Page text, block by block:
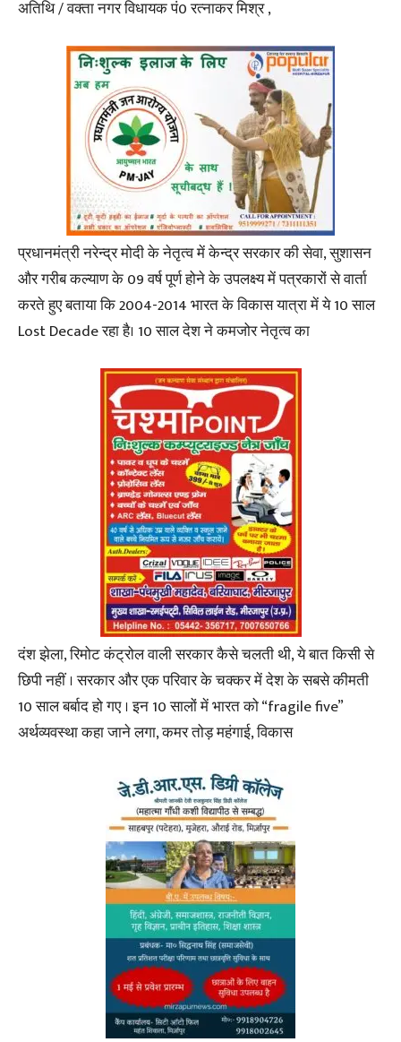
अतिथि / वक्ता नगर विधायक पं0 रत्नाकर मिश्र ,
प्रधानमंत्री नरेन्द्र मोदी के नेतृत्व में केन्द्र सरकार की सेवा, सुशासन
और गरीब कल्याण के 09 वर्ष पूर्ण होने के उपलक्ष्य में पत्रकारों से वार्ता
करते हुए बताया कि 2004-2014 भारत के विकास यात्रा में ये 10 साल
Lost Decade रहा है। 10 साल देश ने कमजोर नेतृत्व का
दंश झेला, रिमोट कंट्रोल वाली सरकार कैसे चलती थी, ये बात किसी से
छिपी नहीं । सरकार और एक परिवार के चक्कर में देश के सबसे कीमती
10 साल बर्बाद हो गए । इन 10 सालों में भारत को “fragile five”
अर्थव्यवस्था कहा जाने लगा, कमर तोड़ महंगाई, विकास